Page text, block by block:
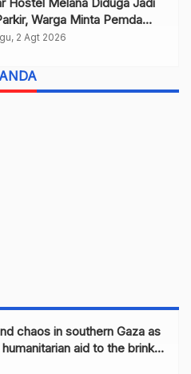
Warga Minta Pemda
2 Agt 2026
chaos in southern Gaza as
aid to the brink